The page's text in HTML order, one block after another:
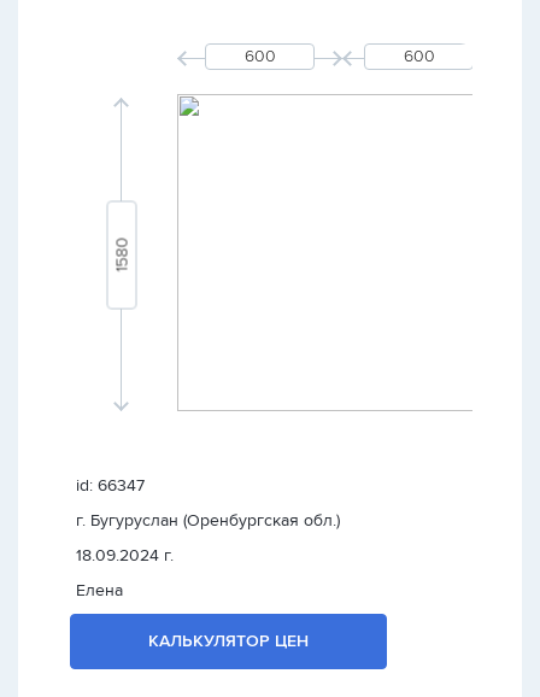
id: 66347
г. Бугуруслан (Оренбургская обл.)
18.09.2024 г.
Елена
КАЛЬКУЛЯТОР ЦЕН